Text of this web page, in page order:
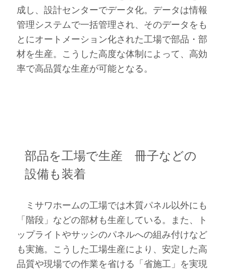
成し、設計センターでデータ化。データは情報
管理システムで一括管理され、そのデータをも
とにオートメーション化された工場で部品・部
材を生産。こうした高度な体制によって、高効
率で高品質な生産が可能となる。
部品を工場で生産 冊子などの
設備も装着
ミサワホームの工場では木質パネル以外にも
「階段」などの部材も生産している。また、ト
ップライトやサッシのパネルへの組み付けなど
も実施。こうした工場生産により、安定した高
品質や現場での作業を省ける「省施工」を実現